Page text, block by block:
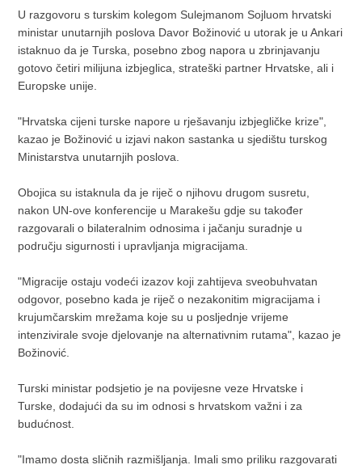
U razgovoru s turskim kolegom Sulejmanom Sojluom hrvatski
ministar unutarnjih poslova Davor Božinović u utorak je u Ankari
istaknuo da je Turska, posebno zbog napora u zbrinjavanju
gotovo četiri milijuna izbjeglica, strateški partner Hrvatske, ali i
Europske unije.
"Hrvatska cijeni turske napore u rješavanju izbjegličke krize",
kazao je Božinović u izjavi nakon sastanka u sjedištu turskog
Ministarstva unutarnjih poslova.
Obojica su istaknula da je riječ o njihovu drugom susretu,
nakon UN-ove konferencije u Marakešu gdje su također
razgovarali o bilateralnim odnosima i jačanju suradnje u
području sigurnosti i upravljanja migracijama.
"Migracije ostaju vodeći izazov koji zahtijeva sveobuhvatan
odgovor, posebno kada je riječ o nezakonitim migracijama i
krujumčarskim mrežama koje su u posljednje vrijeme
intenzivirale svoje djelovanje na alternativnim rutama", kazao je
Božinović.
Turski ministar podsjetio je na povijesne veze Hrvatske i
Turske, dodajući da su im odnosi s hrvatskom važni i za
budućnost.
"Imamo dosta sličnih razmišljanja. Imali smo priliku razgovarati